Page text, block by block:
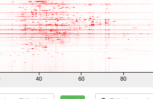
40 60 80